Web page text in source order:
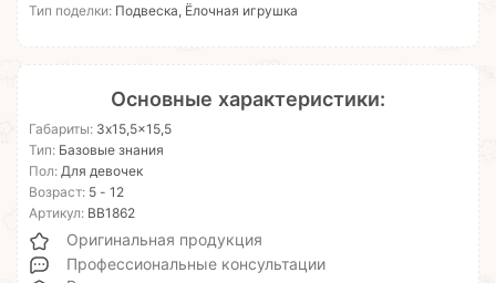
Тип поделки: Подвеска, Ёлочная игрушка
Основные характеристики:
Габариты: 3x15,5x15,5
Тип: Базовые знания
Пол: Для девочек
Возраст: 5 - 12
Артикул: ВВ1862
Оригинальная продукция
Профессиональные консультации